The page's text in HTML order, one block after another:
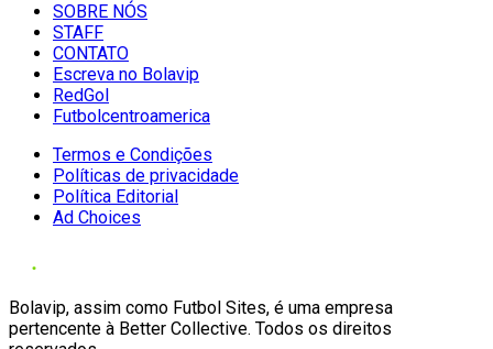
SOBRE NÓS
STAFF
CONTATO
Escreva no Bolavip
RedGol
Futbolcentroamerica
Termos e Condições
Políticas de privacidade
Política Editorial
Ad Choices
Bolavip, assim como Futbol Sites, é uma empresa
pertencente à Better Collective. Todos os direitos